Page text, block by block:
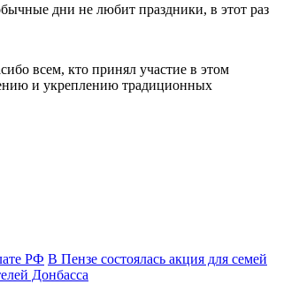
дни не любит праздники, в этот раз
всем, кто принял участие в этом
и укреплению традиционных
РФ В Пензе состоялась акция для семей
Донбасса